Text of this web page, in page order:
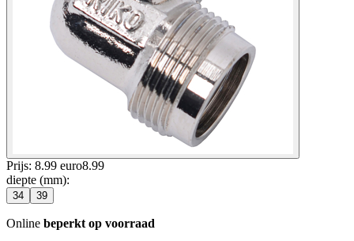
Prijs: 8.99 euro8.99
diepte (mm):
34 39
Online beperkt op voorraad